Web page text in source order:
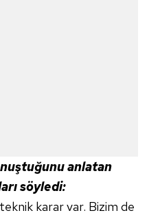
anlatan
söyledi:
karar var. Bizim de